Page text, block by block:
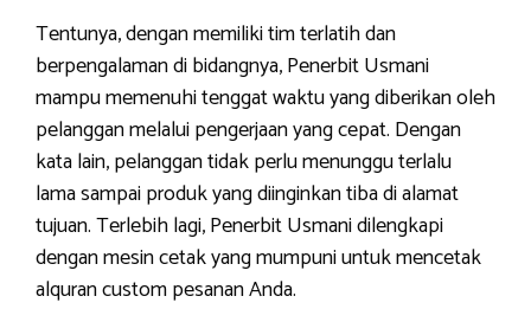
Tentunya, dengan memiliki tim terlatih dan
berpengalaman di bidangnya, Penerbit Usmani
mampu memenuhi tenggat waktu yang diberikan oleh
pelanggan melalui pengerjaan yang cepat. Dengan
kata lain, pelanggan tidak perlu menunggu terlalu
lama sampai produk yang diinginkan tiba di alamat
tujuan. Terlebih lagi, Penerbit Usmani dilengkapi
dengan mesin cetak yang mumpuni untuk mencetak
alquran custom pesanan Anda.